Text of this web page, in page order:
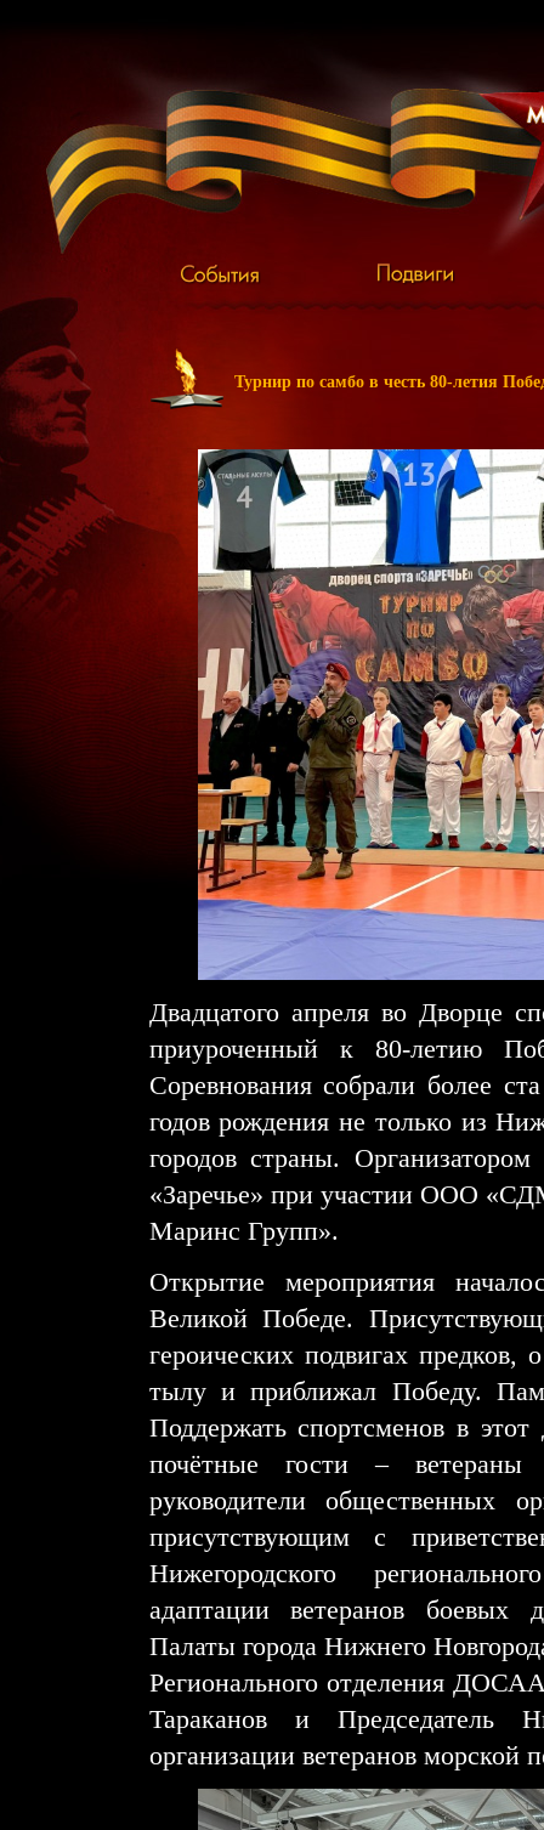
Турнир по самбо в честь 80-летия
Двадцатого апреля во Дворце
приуроченный к 80-летию
Соревнования собрали более
годов рождения не только из
городов страны.
«Заречье» при участии ООО
Маринс Групп».
Открытие мероприятия
Великой Победе.
героических подвигах предков,
тылу и приближал Победу.
Поддержать спортсменов в
почётные гости ‒
руководители общественных
присутствующим с
Нижегородского
адаптации ветеранов боевых
Палаты города Нижнего
Регионального отделения
Тараканов и Председатель
организации ветеранов морской